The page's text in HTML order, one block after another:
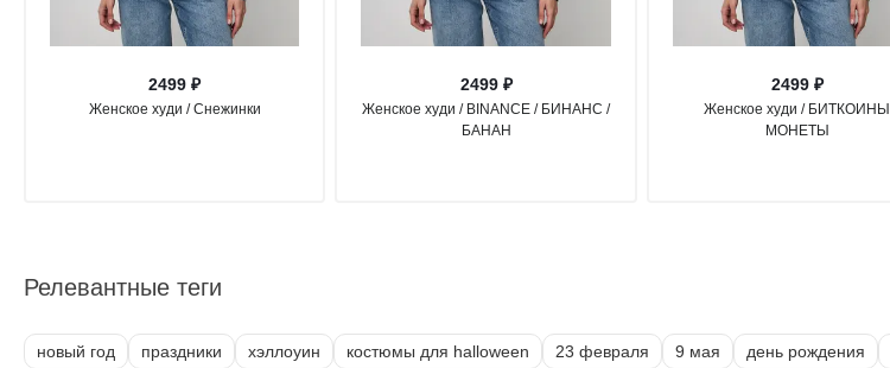
2499 ₽
Женское худи / Снежинки
2499 ₽
Женское худи / BINANCE / БИНАНС /
БАНАН
2499 ₽
Женское худи / БИТКОИНЫ
МОНЕТЫ
Релевантные теги
новый год праздники хэллоуин костюмы для halloween 23 февраля 9 мая день рождения